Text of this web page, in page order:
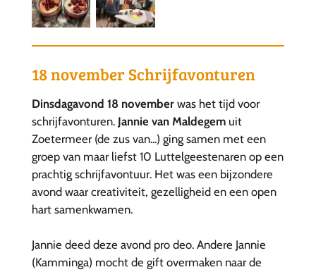
18 november Schrijfavonturen
Dinsdagavond 18 november was het tijd voor
schrijfavonturen. Jannie van Maldegemuit
Zoetermeer (de zus van...) ging samen met een
groep van maar liefst 10 Luttelgeestenaren op een
prachtig schrijfavontuur. Het was een bijzondere
avond waar creativiteit, gezelligheid en een open
hart samenkwamen.
Jannie deed deze avond pro deo. Andere Jannie
(Kamminga) mocht de gift overmaken naar de